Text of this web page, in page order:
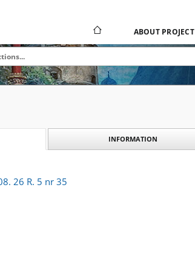
ABOUT PROJECT
INFORMATION
26 R. 5 nr 35